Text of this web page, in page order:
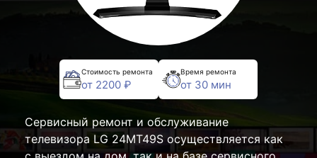
Стоимость ремонта
от 2200 ₽
Время ремонта
от 30 мин
Сервисный ремонт и обслуживание
телевизора LG 24MT49S осуществляется как